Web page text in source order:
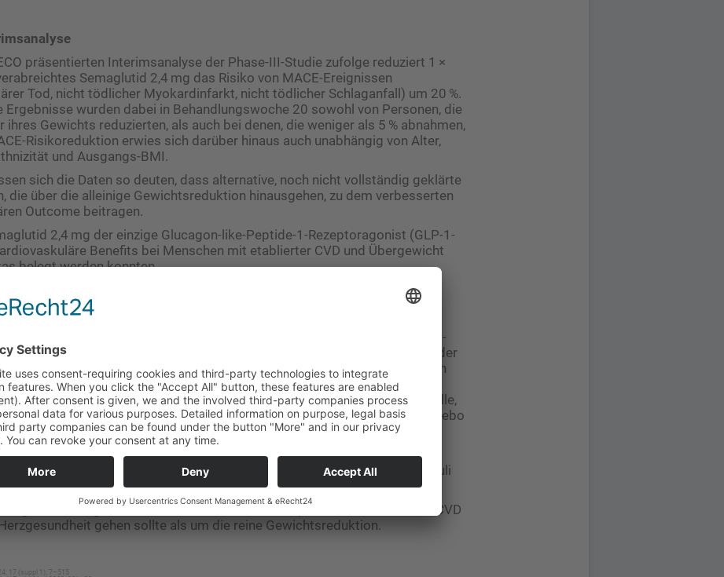
präsentierten Interimsanalyse der Phase-III-Studie zufolge reduziert 1 ×
Semaglutid 2,4 mg das Risiko von MACE-Ereignissen
Tod, nicht tödlicher Myokardinfarkt, nicht tödlicher Schlaganfall) um 20 %.
Ergebnisse wurden dabei in Behandlungswoche 20 sowohl von Personen, die
ihres Gewichts reduzierten, als auch bei denen, die weniger als 5 % abnahmen,
Risikoreduktion erwies sich darüber hinaus auch unabhängig von Alter,
und Ausgangs-BMI.
sich die Daten so deuten, dass alternative, noch nicht vollständig geklärte
die über die alleinige Gewichtsreduktion hinausgehen, zu dem verbesserten
Outcome beitragen.
2,4 mg der einzige Glucagon-like-Peptide-1-Rezeptoragonist (GLP-1-
Benefits bei Menschen mit etablierter CVD und Übergewicht
belegt werden konnten.
für Label-Update aus
den Ergebnissen der SELECT-Studie empfahl die Europäische Arzneimittel-
Ende Juli 2024 eine Aktualisierung des Labels von Semaglutid 2,4 mg in der
Union innerhalb der bestehenden Indikation um Daten zur Verringerung von
Risiken. Das Label-Update berücksichtigt auch Daten, die eine relative
der konfirmatorischen sekundären Endpunkte kardiovaskulärer Todesfälle,
und der kombinierten Herzinsuffizienz-Ereignisse im Vergleich zu Placebo
die Food and Drug Administration (FDA) schon im März 2024 und in
die Medicines and Healthcare products Regulatory Agency (MHRA) im Juli
auf ­Basis der SELECT-Daten erweitert.
bekräftigen, dass es bei ­Menschen mit Adipositas und etablierter CVD
gehen sollte als um die ­reine Gewichtsreduktion.
17 (suppl 1): 7–515